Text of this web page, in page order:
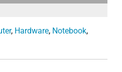
, Hardware, Notebook,